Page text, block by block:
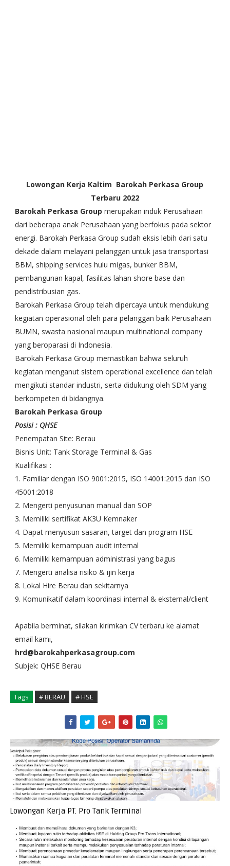
Lowongan Kerja Kaltim Barokah Perkasa Group
Terbaru 2022
Barokah Perkasa Group merupakan induk Perusahaan
dari beberapa anak Perusahaan yang berfokus pada sektor
energi. Barokah Perkasa Group sudah eksis lebih dari satu
dekade dalam melayani pelanggan untuk jasa transportasi
BBM, shipping services hulu migas, bunker BBM,
pembangunan kapal, fasilitas lahan shore base dan
pendistribusian gas.
Barokah Perkasa Group telah dipercaya untuk mendukung
kegiatan operasional oleh para pelanggan baik Perusahaan
BUMN, swasta nasional maupun multinational company
yang beroparasi di Indonesia.
Barokah Perkasa Group memastikan bahwa seluruh
kegiatan menganut sistem operational excellence dan telah
mengikuti standar industri, serta didukung oleh SDM yang
berkompeten di bidangnya.
Barokah Perkasa Group
Posisi : QHSE
Penempatan Site: Berau
Bisnis Unit: Tank Storage Terminal & Gas
Kualifikasi :
1. Familiar dengan ISO 9001:2015, ISO 14001:2015 dan ISO
45001:2018
2. Mengerti penyusunan manual dan SOP
3. Memiliki sertifikat AK3U Kemnaker
4. Dapat menyusun sasaran, target dan program HSE
5. Memiliki kemampuan audit internal
6. Memiliki kemampuan administrasi yang bagus
7. Mengerti analisa risiko & ijin kerja
8. Lokal Hire Berau dan sekitarnya
9. Komunikatif dalam koordinasi internal & eksternal/client
Apabila berminat, silakan kirimkan CV terbaru ke alamat
email kami,
hrd@barokahperkasagroup.com
Subjek: QHSE Berau
Tags # BERAU # HSE
Lowongan Kerja PT. Pro Tank Terminal